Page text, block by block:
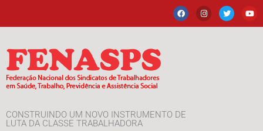
CONSTRUINDO UM NOVO INSTRUMENTO DE
LUTA DA CLASSE TRABALHADORA